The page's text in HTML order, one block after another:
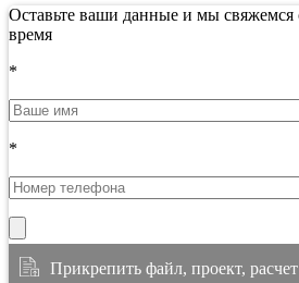
Оставьте ваши данные и мы
время
*
*
Прикрепить файл, проект, расчет